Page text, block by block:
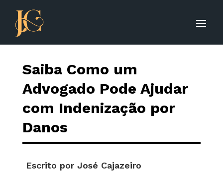
Saiba Como um
Advogado Pode Ajudar
com Indenização por
Danos
Escrito por José Cajazeiro